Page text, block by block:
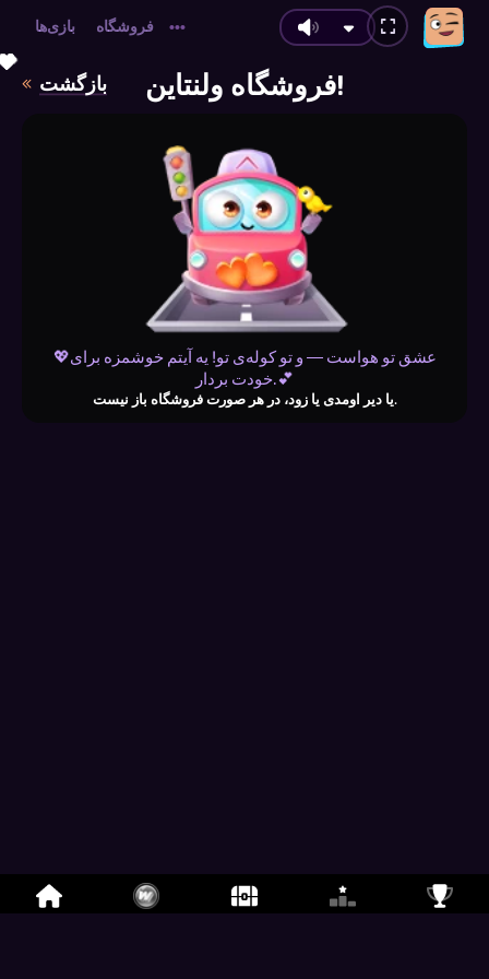
بازی‌ها فروشگاه •••
💖
💝
💗
💖
💗
💝
💖
💝
💖
💝
💗
💖
💗
💝
💝
💗
💖
💗
💝
💗
بازگشت فروشگاه ولنتاین!
💖عشق تو هواست — و تو کوله‌ی تو! یه آیتم خوشمزه برای
خودت بردار.💕
یا دیر اومدی یا زود، در هر صورت فروشگاه باز نیست.